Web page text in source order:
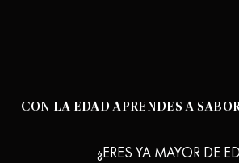
CON LA EDAD APRENDES A
¿ERES YA MAYOR DE